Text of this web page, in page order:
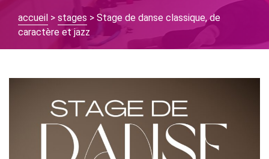
accueil > stages > Stage de danse classique, de
caractère et jazz